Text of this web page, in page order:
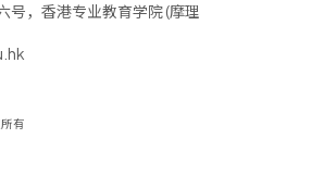
号，香港专业教育学院 (摩理
有